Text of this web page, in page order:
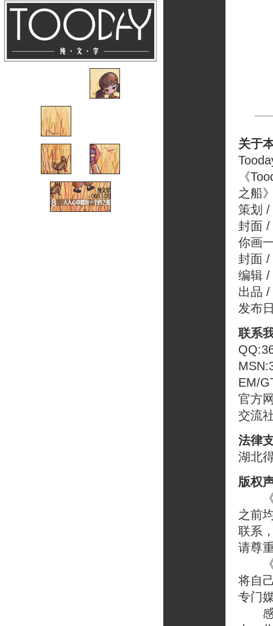
关于
《
之船
策划
封面 /
你画
封面 /
编辑 /
出品
发布
联系
EM/
官方
交流
法律
湖北
版权
《
之前
联系
请尊
《
将自
专门
感